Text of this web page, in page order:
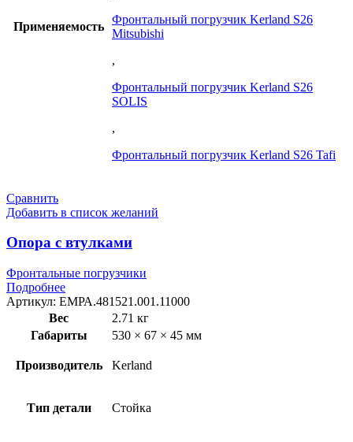
Применяемость
Фронтальный погрузчик Kerland S26
Mitsubishi
,
Фронтальный погрузчик Kerland S26
SOLIS
,
Фронтальный погрузчик Kerland S26 Tafi
Сравнить
Добавить в список желаний
Опора с втулками
Фронтальные погрузчики
Подробнее
Артикул: ЕМРА.481521.001.11000
Вес
2.71 кг
Габариты
530 × 67 × 45 мм
Производитель Kerland
Тип детали Стойка